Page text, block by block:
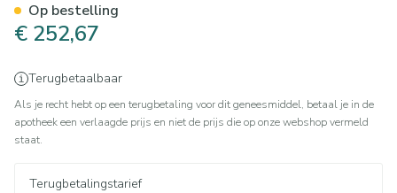
€ 252,67
Terugbetaalbaar
Als je recht hebt op een terugbetaling voor dit geneesmiddel, betaal je in de
apotheek een verlaagde prijs en niet de prijs die op onze webshop vermeld
staat.
Terugbetalingstarief
Op bestelling